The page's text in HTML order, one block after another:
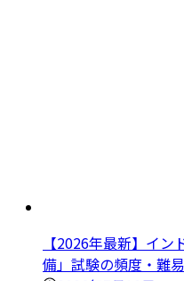
【2026年最新】イ
備」試験の頻度・難